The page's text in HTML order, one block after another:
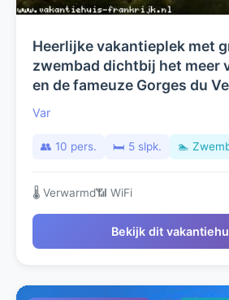
Heerlijke vakantieplek met
zwembad dichtbij het meer
en de fameuze Gorges du
Var
👥 10 pers. 🛏️ 5 slpk. 🏊
🌡️ Verwarmd📶 WiFi
Bekijk dit